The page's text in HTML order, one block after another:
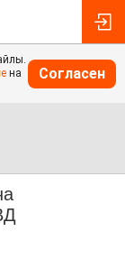
на
Согласен